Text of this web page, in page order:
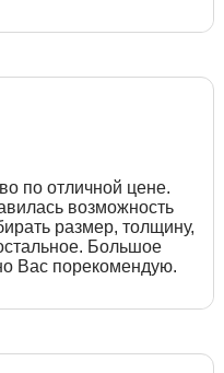
по отличной цене.
возможность
размер, толщину,
Большое
Вас порекомендую.